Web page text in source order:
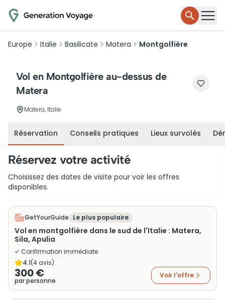
Europe Italie Basilicate Matera Montgolfière
Vol en Montgolfière au-dessus de
Matera
Matera, Italie
Réservation Conseils pratiques Lieux survolés
Réservez votre activité
Choisissez des dates de visite pour voir les offres
disponibles.
GetYourGuide Le plus populaire
Vol en montgolfière dans le sud de l'Italie : Matera,
Sila, Apulia
✓ Confirmation immédiate
4.1(4avis)
300 €
par personne
Voir l'offre